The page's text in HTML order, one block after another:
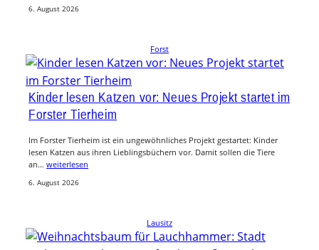
6. August 2026
Forst
Kinder lesen Katzen vor: Neues Projekt startet im
Forster Tierheim
Im Forster Tierheim ist ein ungewöhnliches Projekt gestartet: Kinder
lesen Katzen aus ihren Lieblingsbüchern vor. Damit sollen die Tiere
an… weiterlesen
6. August 2026
Lausitz